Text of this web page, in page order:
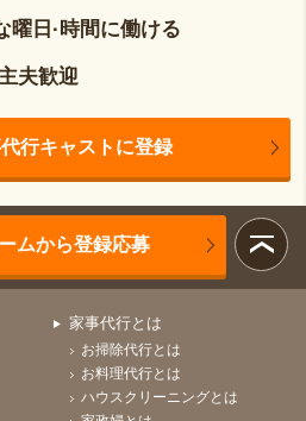
曜日·時間に働ける
夫歓迎
行キャストに登録
ムから登録応募
家事代行とは
お掃除代行とは
お料理代行とは
ハウスクリーニングとは